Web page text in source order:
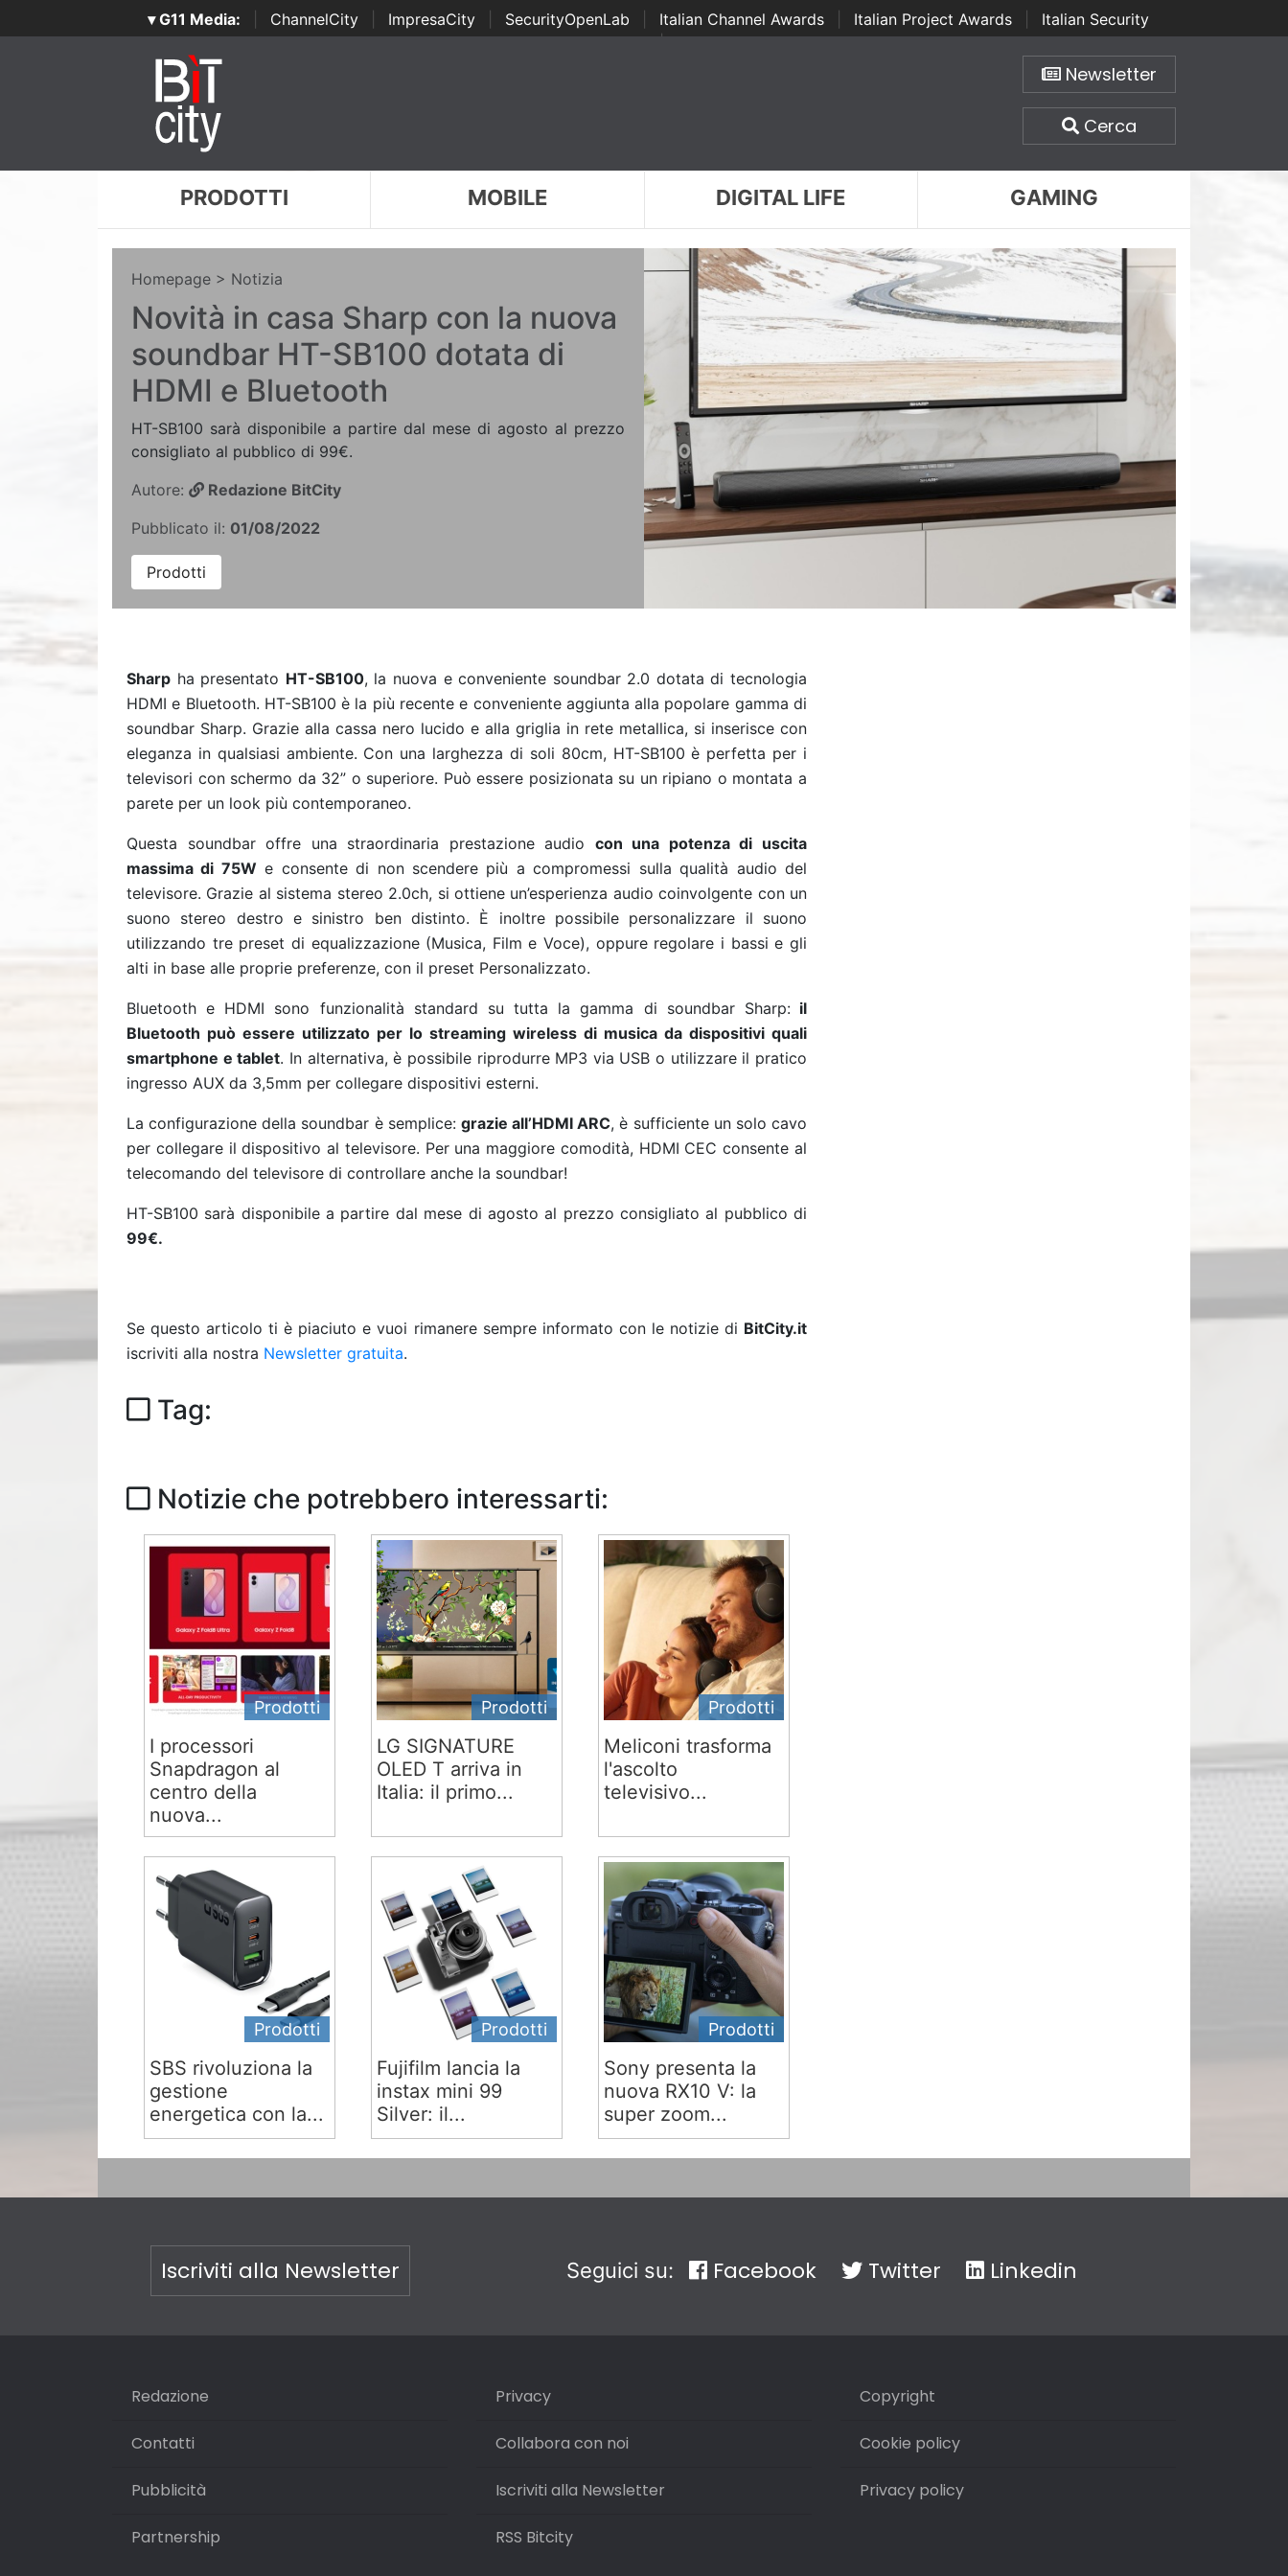
▾ G11 Media: ChannelCity ImpresaCity SecurityOpenLab Italian Channel Awards Italian Project Awards
Italian Security
Awards | ...
Newsletter
Cerca
PRODOTTI MOBILE DIGITAL LIFE GAMING
Homepage > Notizia
Novità in casa Sharp con la nuova
soundbar HT-SB100 dotata di
HDMI e Bluetooth
HT-SB100 sarà disponibile a partire dal mese di agosto al prezzo
consigliato al pubblico di 99€.
Autore:
Redazione BitCity
Pubblicato il: 01/08/2022
Prodotti
Sharp ha presentato HT-SB100, la nuova e conveniente soundbar 2.0 dotata di tecnologia
HDMI e Bluetooth. HT-SB100 è la più recente e conveniente aggiunta alla popolare gamma di
soundbar Sharp. Grazie alla cassa nero lucido e alla griglia in rete metallica, si inserisce con
eleganza in qualsiasi ambiente. Con una larghezza di soli 80cm, HT-SB100 è perfetta per i
televisori con schermo da 32” o superiore. Può essere posizionata su un ripiano o montata a
parete per un look più contemporaneo.
Questa soundbar offre una straordinaria prestazione audio con una potenza di uscita
massima di 75W e consente di non scendere più a compromessi sulla qualità audio del
televisore. Grazie al sistema stereo 2.0ch, si ottiene un’esperienza audio coinvolgente con un
suono stereo destro e sinistro ben distinto. È inoltre possibile personalizzare il suono
utilizzando tre preset di equalizzazione (Musica, Film e Voce), oppure regolare i bassi e gli
alti in base alle proprie preferenze, con il preset Personalizzato.
Bluetooth e HDMI sono funzionalità standard su tutta la gamma di soundbar Sharp:il
Bluetooth può essere utilizzato per lo streaming wireless di musica da dispositivi quali
smartphone e tablet. In alternativa, è possibile riprodurre MP3 via USB o utilizzare il pratico
ingresso AUX da 3,5mm per collegare dispositivi esterni.
La configurazione della soundbar è semplice: grazie all’HDMI ARC, è sufficiente un solo cavo
per collegare il dispositivo al televisore. Per una maggiore comodità, HDMI CEC consente al
telecomando del televisore di controllare anche la soundbar!
HT-SB100 sarà disponibile a partire dal mese di agosto al prezzo consigliato al pubblico di
99€.
Se questo articolo ti è piaciuto e vuoi rimanere sempre informato con le notizie di BitCity.it
iscriviti alla nostra Newsletter gratuita.
Tag:
Notizie che potrebbero interessarti:
Prodotti
I processori
Snapdragon al
centro della
nuova...
Prodotti
LG SIGNATURE
OLED T arriva in
Italia: il primo...
Prodotti
Meliconi trasforma
l'ascolto
televisivo...
Prodotti
SBS rivoluziona la
gestione
energetica con la...
Prodotti
Fujifilm lancia la
instax mini 99
Silver: il...
Prodotti
Sony presenta la
nuova RX10 V: la
super zoom...
Iscriviti alla Newsletter Seguici su: Facebook Twitter Linkedin
Redazione
Contatti
Pubblicità
Partnership
Privacy
Collabora con noi
Iscriviti alla Newsletter
RSS Bitcity
Copyright
Cookie policy
Privacy policy